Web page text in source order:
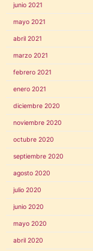
junio 2021
mayo 2021
abril 2021
marzo 2021
febrero 2021
enero 2021
diciembre 2020
noviembre 2020
octubre 2020
septiembre 2020
agosto 2020
julio 2020
junio 2020
mayo 2020
abril 2020